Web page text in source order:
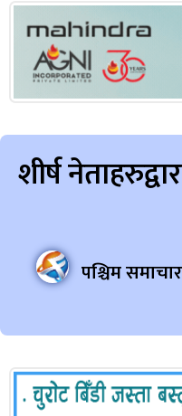
शीर्ष
पश्चिम समाचार